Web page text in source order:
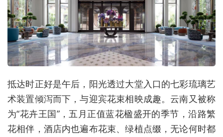
抵达时正好是午后，阳光透过大堂入口的七彩琉璃艺
术装置倾泻而下，与迎宾花束相映成趣。云南又被称
为“花卉王国”，五月正值蓝花楹盛开的季节，沿路繁
花相伴，酒店内也遍布花束、绿植点缀，无论何时都